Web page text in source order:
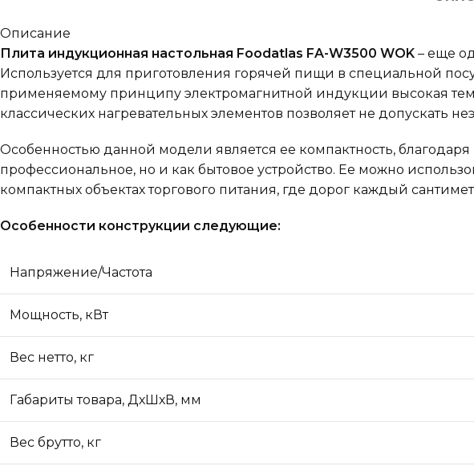
Описание
Плита индукционная настольная Foodatlas FA-W3500 WOK – еще
Используется для приготовления горячей пищи в специальной
применяемому принципу электромагнитной индукции высокая
классических нагревательных элементов позволяет не допускать
Особенностью данной модели является ее компактность,
профессиональное, но и как бытовое устройство. Ее можно
компактных объектах торгового питания, где дорог каждый
Особенности конструкции следующие:
Напряжение/Частота
Мощность, кВт
Вес нетто, кг
Габариты товара, ДхШхВ, мм
Вес брутто, кг